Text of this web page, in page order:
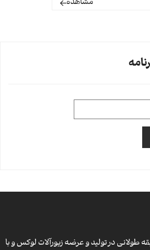
مشاهده
طولانی در تولید و عرضه زیورآلات لوکس و با